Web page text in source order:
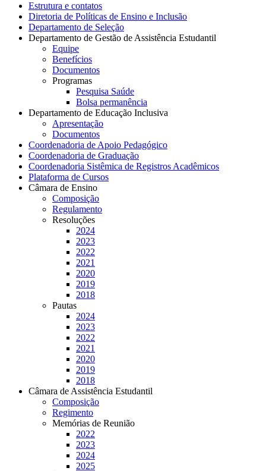
Estrutura e contatos
Diretoria de Políticas de Ensino e Inclusão
Departamento de Seleção
Departamento de Gestão de Assistência Estudantil
Equipe
Benefícios
Documentos
Programas
Pesquisa Saúde
Bolsa permanência
Departamento de Educação Inclusiva
Apresentação
Documentos
Coordenadoria de Apoio Pedagógico
Coordenadoria de Graduação
Coordenadoria Sistêmica de Registros Acadêmicos
Plataforma de Cursos
Câmara de Ensino
Composição
Regulamento
Resoluções
2024
2023
2022
2021
2020
2019
2018
Pautas
2024
2023
2022
2021
2020
2019
2018
Câmara de Assistência Estudantil
Composição
Regimento
Memórias de Reunião
2022
2023
2024
2025